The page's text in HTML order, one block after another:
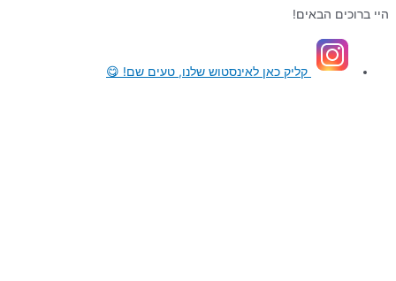
דילוג
היי ברוכים הבאים!
קליק כאן לאינסטוש שלנו, טעים שם! 😋